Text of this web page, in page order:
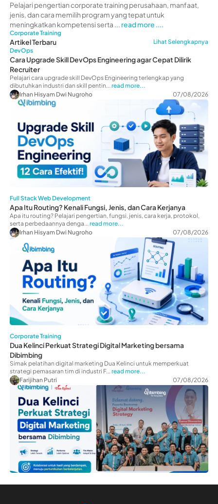
Manfaat
Pelajari pengertian corporate training perusahaan, manfaat,
jenis, dan cara memilih program yang tepat untuk
meningkatkan kompetensi serta ... read more ....
Corporate Training
Artikel Terbaru
Lihat Selengkapnya
DevOps
Cara Upgrade Skill DevOps Engineering agar Cepat Dilirik
Recruiter
Pelajari cara upgrade skill DevOps Engineering terlengkap yang
dibutuhkan industri dan skill pentin...read more...
Irhan Hisyam Dwi Nugroho
07/08/2026
Full Stack Web Development
Apa Itu Routing? Kenali Fungsi, Jenis, dan Cara Kerjanya
Apa itu routing? Pelajari pengertian, fungsi, jenis, cara kerja, protokol,
serta perbedaannya denga...read more...
Irhan Hisyam Dwi Nugroho
07/08/2026
Corporate Training
Dua Kelinci Perkuat Strategi Digital Marketing bersama
Dibimbing
Simak pelatihan digital marketing Dua Kelinci untuk memperkuat
strategi pemasaran tim di industri F...read more...
Farijihan Putri
07/08/2026